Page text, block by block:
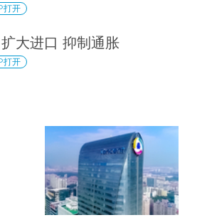
打开
扩大进口 抑制通胀
打开